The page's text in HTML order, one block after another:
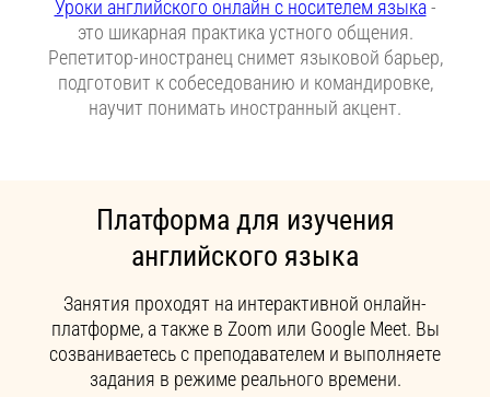
Уроки английского онлайн с носителем языка-
это шикарная практика устного общения.
Репетитор-иностранец снимет языковой барьер,
подготовит к собеседованию и командировке,
научит понимать иностранный акцент.
Платформа для изучения
английского языка
Занятия проходят на интерактивной онлайн-
платформе, а также в Zoom или Google Meet. Вы
созваниваетесь с преподавателем и выполняете
задания в режиме реального времени.